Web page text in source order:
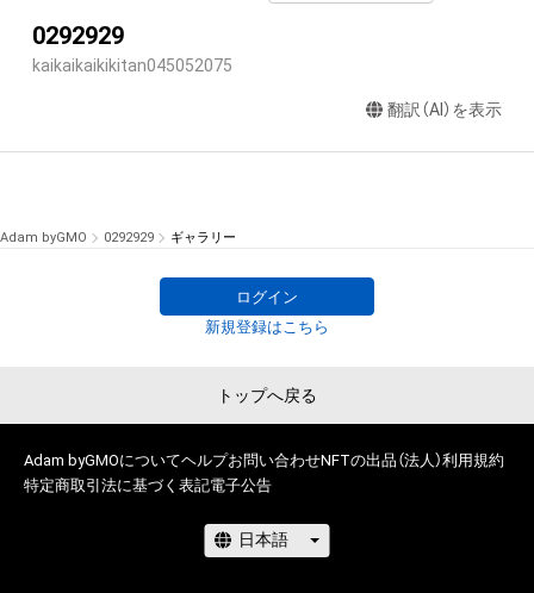
0292929
kaikaikaikikitan045052075
翻訳（AI）を表示
Adam byGMO 0292929 ギャラリー
ログイン
新規登録はこちら
トップへ戻る
Adam byGMOについてヘルプお問い合わせNFTの出品（法人）利用規約
特定商取引法に基づく表記電子公告